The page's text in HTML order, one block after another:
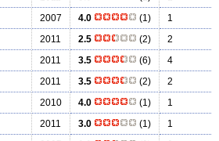
2007 4.0 (1)
1
2011 2.5 (2)
2
2011 3.5 (6)
4
2011 3.5 (2)
2
2010 4.0 (1)
1
2011 3.0 (1)
1